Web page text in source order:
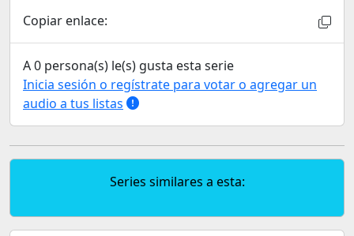
Copiar enlace:
A 0 persona(s) le(s) gusta esta serie
Inicia sesión o regístrate para votar o agregar un
audio a tus listas
Series similares a esta: